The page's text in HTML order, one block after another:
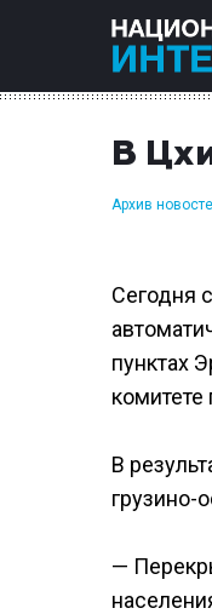
В
Архив
Сегодня
пунктах
В
грузино-
—